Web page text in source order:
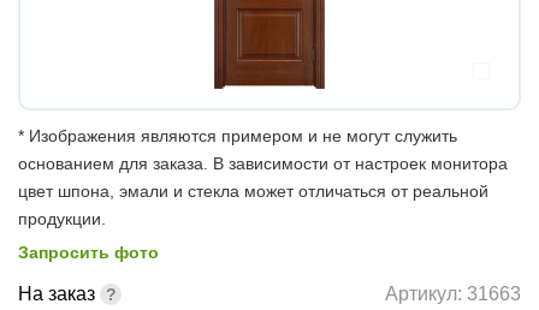
* Изображения являются примером и не могут служить
основанием для заказа. В зависимости от настроек монитора
цвет шпона, эмали и стекла может отличаться от реальной
продукции.
Запросить фото
На заказ Артикул: 31663